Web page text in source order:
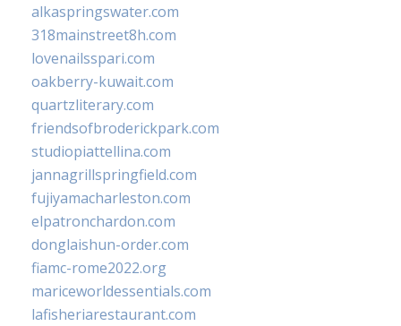
alkaspringswater.com
318mainstreet8h.com
lovenailsspari.com
oakberry-kuwait.com
quartzliterary.com
friendsofbroderickpark.com
studiopiattellina.com
jannagrillspringfield.com
fujiyamacharleston.com
elpatronchardon.com
donglaishun-order.com
fiamc-rome2022.org
mariceworldessentials.com
lafisheriarestaurant.com